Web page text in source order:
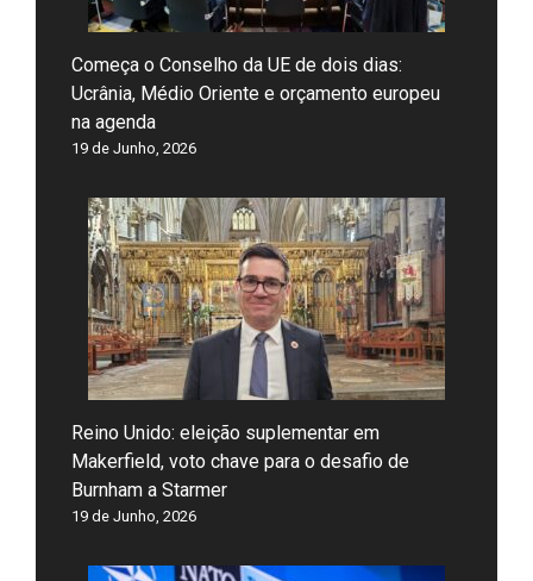
Começa o Conselho da UE de dois dias:
Ucrânia, Médio Oriente e orçamento europeu
na agenda
19 de Junho, 2026
Reino Unido: eleição suplementar em
Makerfield, voto chave para o desafio de
Burnham a Starmer
19 de Junho, 2026